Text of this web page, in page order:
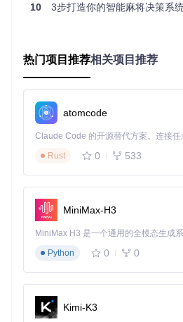
运行启动脚本开始使用Akagi：
下一步建议：完成基础安装后，建议
文件的基础参数，为后续个性化设置
Akagi核心功能矩阵：从分
持
Akagi提供三大核心功能模块，形成
统，满足从数据采集到策略生成的全
实时牌局分析系统
全方位的牌局洞察：
手牌效率评估
线
10 3步打造你的智能麻将决策系统：
热门项目推荐相关项目推荐
atomcode
Rust
0 533
MiniMax-H3
Python
0 0
Kimi-K3